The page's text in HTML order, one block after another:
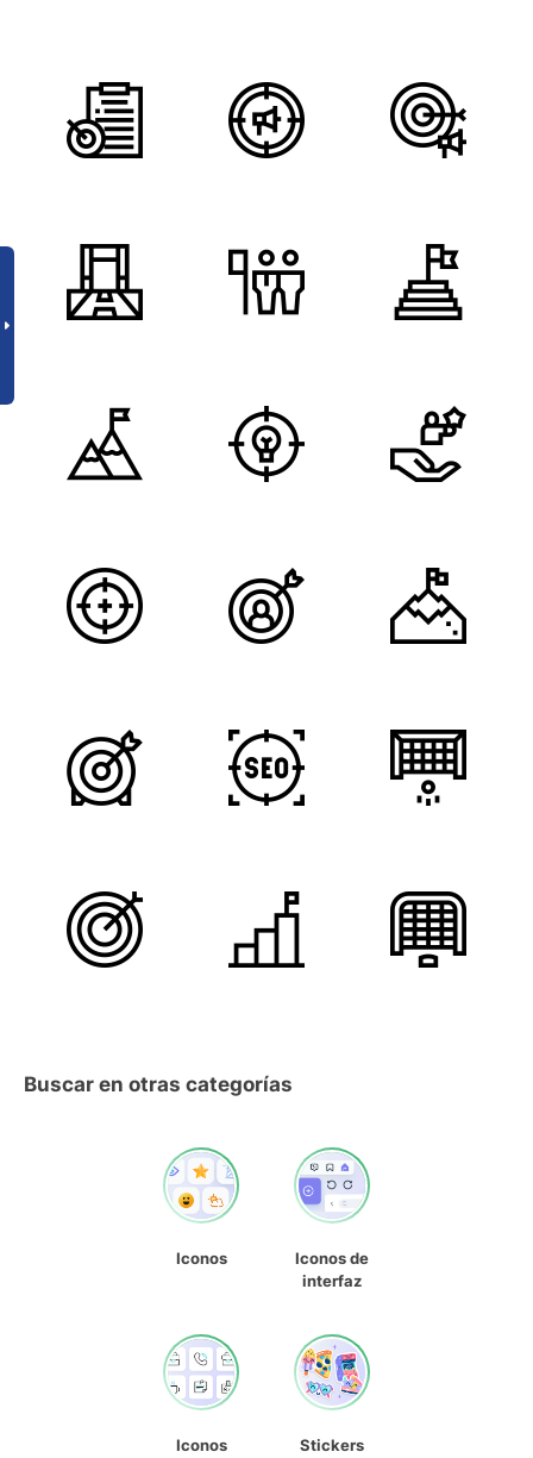
Buscar en otras categorías
Iconos
Iconos de
interfaz
Iconos
Stickers